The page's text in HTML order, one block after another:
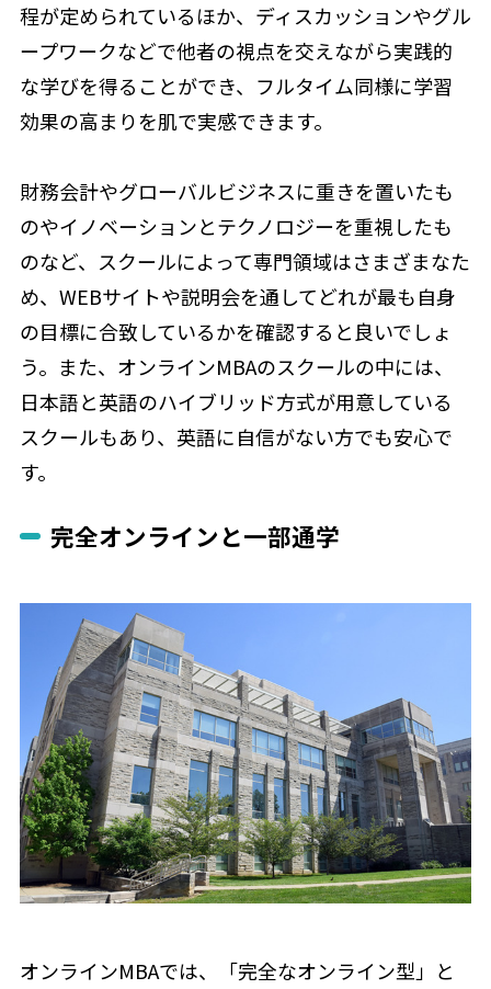
程が定められているほか、ディスカッションやグル
ープワークなどで他者の視点を交えながら実践的
な学びを得ることができ、フルタイム同様に学習
効果の高まりを肌で実感できます。
財務会計やグローバルビジネスに重きを置いたも
のやイノベーションとテクノロジーを重視したも
のなど、スクールによって専門領域はさまざまなた
め、WEBサイトや説明会を通してどれが最も自身
の目標に合致しているかを確認すると良いでしょ
う。また、オンラインMBAのスクールの中には、
日本語と英語のハイブリッド方式が用意している
スクールもあり、英語に自信がない方でも安心で
す。
完全オンラインと一部通学
オンラインMBAでは、「完全なオンライン型」と